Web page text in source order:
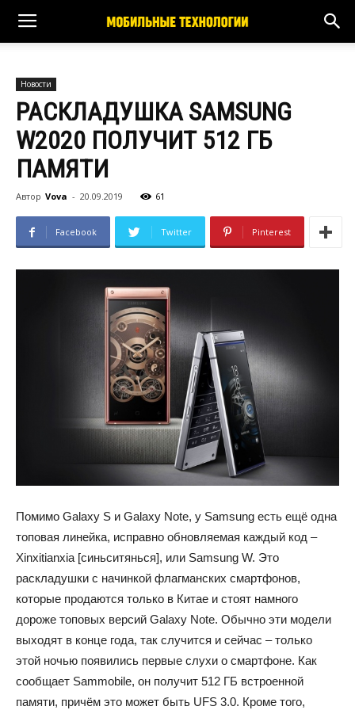
Новости
РАСКЛАДУШКА SAMSUNG
W2020 ПОЛУЧИТ 512 ГБ
ПАМЯТИ
Автор Vova - 20.09.2019 61
Facebook Twitter Pinterest
Помимо Galaxy S и Galaxy Note, у Samsung есть ещё одна
топовая линейка, исправно обновляемая каждый код –
Xinxitianxia [синьситянься], или Samsung W. Это
раскладушки с начинкой флагманских смартфонов,
которые продаются только в Китае и стоят намного
дороже топовых версий Galaxy Note. Обычно эти модели
выходят в конце года, так случится и сейчас – только
этой ночью появились первые слухи о смартфоне. Как
сообщает Sammobile, он получит 512 ГБ встроенной
памяти, причём это может быть UFS 3.0. Кроме того,